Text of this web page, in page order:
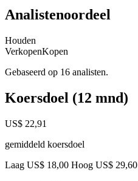
Analistenoordeel
Houden
VerkopenKopen
Gebaseerd op 16 analisten.
Koersdoel (12 mnd)
US$ 22,91
gemiddeld koersdoel
Laag US$ 18,00 Hoog US$ 29,60